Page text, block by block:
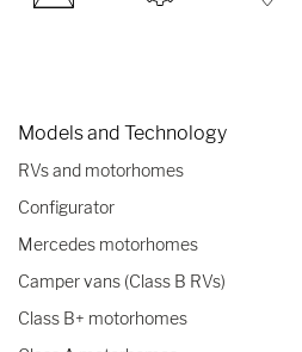
Models and Technology
RVs and motorhomes
Configurator
Mercedes motorhomes
Camper vans (Class B RVs)
Class B+ motorhomes